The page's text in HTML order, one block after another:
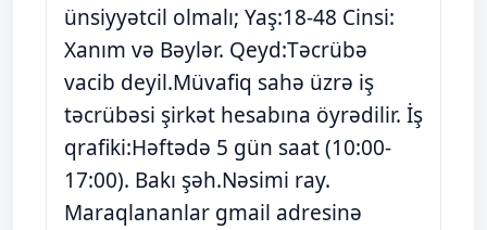
ünsiyyətcil olmalı; Yaş:18-48 Cinsi:
Xanım və Bəylər. Qeyd:Təcrübə
vacib deyil.Müvafiq sahə üzrə iş
təcrübəsi şirkət hesabına öyrədilir. İş
qrafiki:Həftədə 5 gün saat (10:00-
17:00). Bakı şəh.Nəsimi ray.
Maraqlananlar gmail adresinə